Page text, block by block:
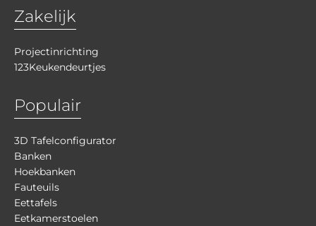
Zakelijk
Projectinrichting
123Keukendeurtjes
Populair
3D Tafelconfigurator
Banken
Hoekbanken
Fauteuils
Eettafels
Eetkamerstoelen